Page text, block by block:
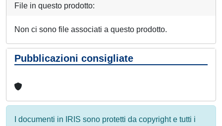
File in questo prodotto:
Non ci sono file associati a questo prodotto.
Pubblicazioni consigliate
I documenti in IRIS sono protetti da copyright e tutti i